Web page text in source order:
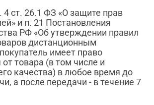
4 ст. 26.1 ФЗ «О защите прав
и п. 21 Постановления
РФ «Об утверждении правил
дистанционным
имеет право
от товара (в том числе и
качества) в любое время до
а после передачи - в течение 7